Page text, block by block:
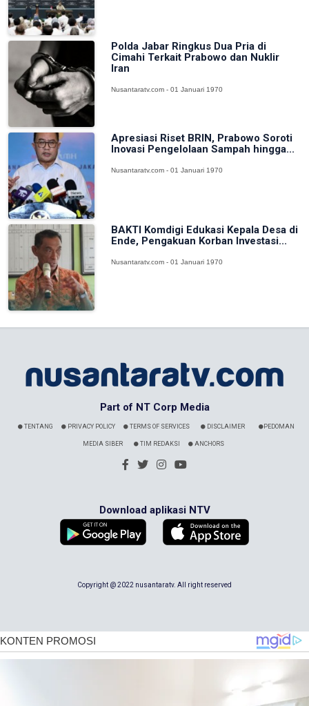
Polda Jabar Ringkus Dua Pria di
Cimahi Terkait Prabowo dan Nuklir
Iran
Nusantaratv.com - 01 Januari 1970
Apresiasi Riset BRIN, Prabowo Soroti
Inovasi Pengelolaan Sampah hingga...
Nusantaratv.com - 01 Januari 1970
BAKTI Komdigi Edukasi Kepala Desa di
Ende, Pengakuan Korban Investasi...
Nusantaratv.com - 01 Januari 1970
Part of NT Corp Media
TENTANG PRIVACY POLICY TERMS OF SERVICES DISCLAIMER PEDOMAN
MEDIA SIBER TIM REDAKSI ANCHORS
Download aplikasi NTV
Copyright @ 2022 nusantaratv. All right reserved